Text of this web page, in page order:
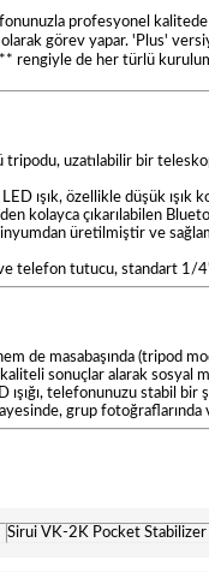
profesyonel
görev yapar. 'Plus'
rengiyle de her türlü
uzatılabilir bir
ışık, özellikle düşük ışık
kolayca çıkarılabilen
üretilmiştir ve
telefon tutucu, standart 1/4'-
de masabaşında (tripod
sonuçlar alarak sosyal
telefonunuzu stabil bir
grup fotoğraflarında
Sirui VK-2K Pocket Stabilizer